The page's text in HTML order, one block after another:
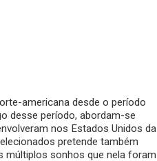
americana desde o período
desse período, abordam-se
nos Estados Unidos da
pretende também
múltiplos sonhos que nela foram